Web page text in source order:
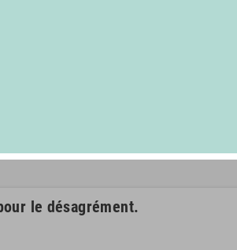
le désagrément.